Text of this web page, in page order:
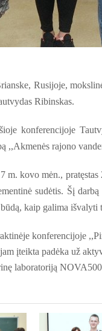
Rusijoje,
Ribinskas.
konferencijoje
,,Akmenės rajono
m. kovo mėn.,
sudėtis. Šį
kaip galima
konferencijoje
įteikta padėka už
laboratoriją